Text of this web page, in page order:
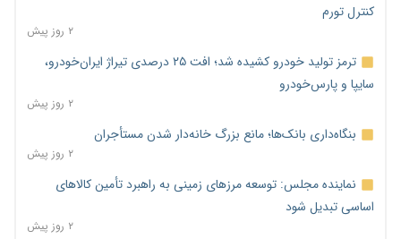
کنترل تورم
۲ روز پیش
ترمز تولید خودرو کشیده شد؛ افت ۲۵ درصدی تیراژ ایران‌خودرو،
سایپا و پارس‌خودرو
۲ روز پیش
بنگاه‌داری بانک‌ها؛ مانع بزرگ خانه‌دار شدن مستأجران
۲ روز پیش
نماینده مجلس: توسعه مرزهای زمینی به راهبرد تأمین کالاهای
اساسی تبدیل شود
۲ روز پیش